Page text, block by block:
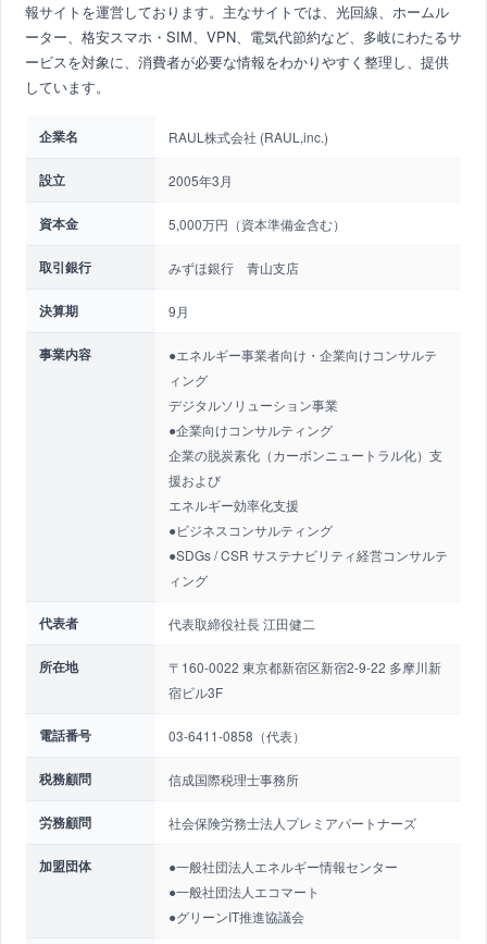
報サイトを運営しております。主なサイトでは、光回線、ホームル
ーター、格安スマホ・SIM、VPN、電気代節約など、多岐にわたるサ
ービスを対象に、消費者が必要な情報をわかりやすく整理し、提供
しています。
企業名 RAUL株式会社 (RAUL,inc.)
設立 2005年3月
資本金 5,000万円（資本準備金含む）
取引銀行 みずほ銀行 青山支店
決算期 9月
事業内容
●エネルギー事業者向け・企業向けコンサルテ
ィング
デジタルソリューション事業
●企業向けコンサルティング
企業の脱炭素化（カーボンニュートラル化）支
援および
エネルギー効率化支援
●ビジネスコンサルティング
●SDGs / CSR サステナビリティ経営コンサルテ
ィング
代表者 代表取締役社長 江田健二
所在地
〒160-0022 東京都新宿区新宿2-9-22 多摩川新
宿ビル3F
電話番号 03-6411-0858（代表）
税務顧問 信成国際税理士事務所
労務顧問 社会保険労務士法人プレミアパートナーズ
加盟団体
●一般社団法人エネルギー情報センター
●一般社団法人エコマート
●グリーンIT推進協議会